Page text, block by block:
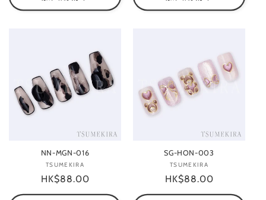
NN-MGN-016
廠
商：
TSUMEKIRA
定
價
HK$88.00
SG-HON-003
廠
商：
TSUMEKIRA
定
價
HK$88.00